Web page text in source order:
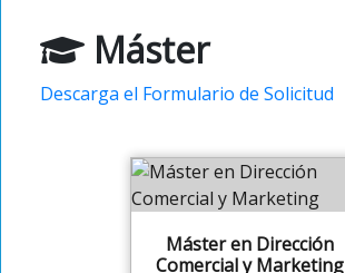
Máster
Descarga el Formulario de Solicitud
Máster en Dirección
Comercial y Marketing